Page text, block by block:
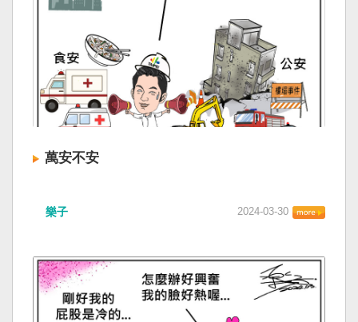
萬安不安
樂子 2024-03-30